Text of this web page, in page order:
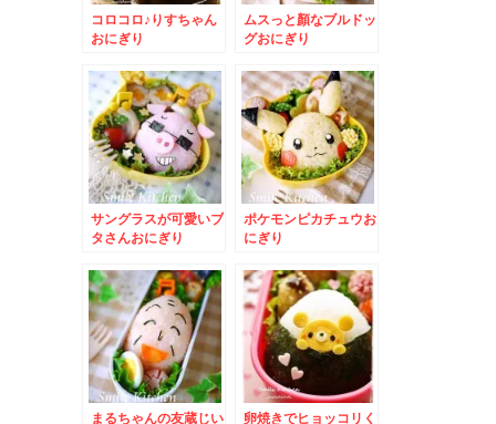
コロコロ♪りすちゃん
おにぎり
ムスっと顏なブルドッ
グおにぎり
サングラスが可愛いブ
タさんおにぎり
ポケモンピカチュウお
にぎり
まるちゃんの友蔵じい
卵焼きでヒョッコリく